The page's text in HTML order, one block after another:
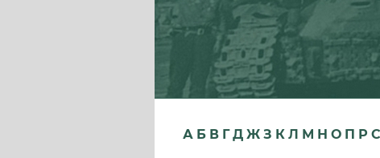
А Б В Г Д Ж З К Л М Н О П Р С